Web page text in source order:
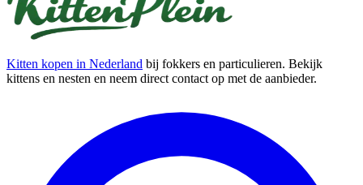
Kitten kopen in Nederland bij fokkers en particulieren. Bekijk
kittens en nesten en neem direct contact op met de aanbieder.